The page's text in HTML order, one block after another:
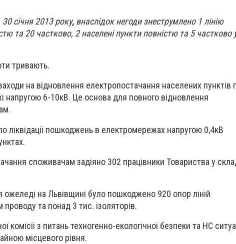
січня 2013 року, внаслідок негоди знеструмлено 1 лінію
та 20 частково, 2 населені пункти повністю та 5 частково
тривають.
на відновлення електропостачання населених пунктів
напругою 6-10кВ. Це основа для повного відновлення
ліквідації пошкоджень в електромережах напругою 0,4кВ
споживачам задіяно 302 працівники Товариства у
ожеледі на Львівщині було пошкоджено 920 опор ліній
та понад 3 тис. ізоляторів.
комісії з питань техногенно-екологічної безпеки та НС
місцевого рівня.